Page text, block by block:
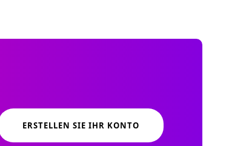
ERSTELLEN SIE IHR KONTO